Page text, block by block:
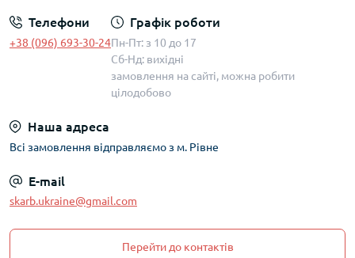
Телефони
+38 (096) 693-30-24
Графік роботи
Пн-Пт: з 10 до 17
Сб-Нд: вихідні
замовлення на сайті, можна робити
цілодобово
Наша адреса
Всі замовлення відправляємо з м. Рівне
E-mail
skarb.ukraine@gmail.com
Перейти до контактів